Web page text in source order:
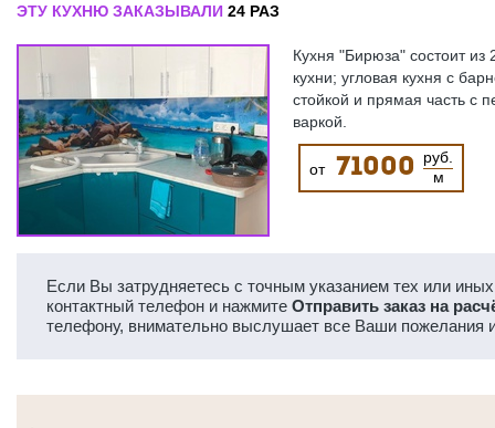
ЭТУ КУХНЮ ЗАКАЗЫВАЛИ 24 РАЗ
Кухня "Бирюза" состоит из
кухни; угловая кухня с
стойкой и прямая часть с
варкой.
от 71000
руб.
м
Если Вы затрудняетесь с точным указанием тех или
контактный телефон и нажмите Отправить заказ на
телефону, внимательно выслушает все Ваши пожелания